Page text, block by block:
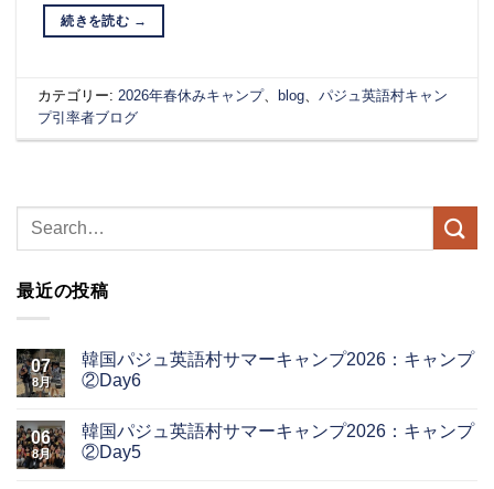
続きを読む →
カテゴリー:2026年春休みキャンプ、 blog、パジュ英語村キャン
プ引率者ブログ
最近の投稿
07
8月
韓国パジュ英語村サマーキャンプ2026：キャンプ
②Day6
06
8月
韓国パジュ英語村サマーキャンプ2026：キャンプ
②Day5